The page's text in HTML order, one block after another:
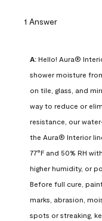
1 Answer
A: Hello! Aura®
shower moisture
on tile, glass, and
way to reduce or
resistance, our
the Aura® Interior
77°F and 50% RH
higher humidity, or
Before full cure,
marks, abrasion,
spots or streaking,